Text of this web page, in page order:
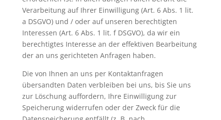
Verarbeitung auf Ihrer Einwilligung (Art. 6 Abs. 1 lit.
a DSGVO) und / oder auf unseren berechtigten
Interessen (Art. 6 Abs. 1 lit. f DSGVO), da wir ein
berechtigtes Interesse an der effektiven Bearbeitung
der an uns gerichteten Anfragen haben.
Die von Ihnen an uns per Kontaktanfragen
übersandten Daten verbleiben bei uns, bis Sie uns
zur Löschung auffordern, Ihre Einwilligung zur
Speicherung widerrufen oder der Zweck für die